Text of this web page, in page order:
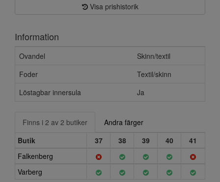
Visa prishistorik
Information
Ovandel
Skinn/textil
Foder
Textil/skinn
Löstagbar innersula
Ja
Finns i 2 av 2 butiker
Andra färger
Butik
37 38 39 40
41
Falkenberg
Varberg